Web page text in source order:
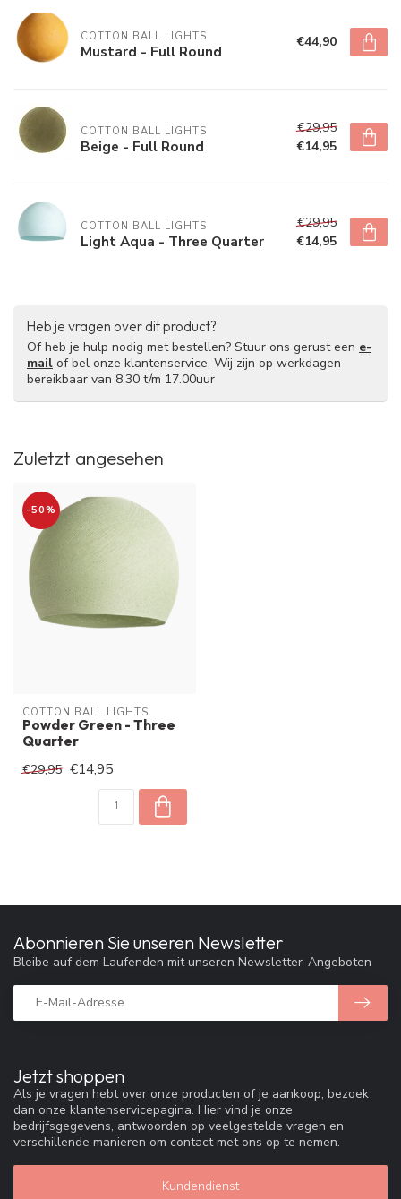
COTTON BALL LIGHTS
Mustard - Full Round €44,90
COTTON BALL LIGHTS
Beige - Full Round
€29,95
€14,95
COTTON BALL LIGHTS
Light Aqua - Three Quarter
€29,95
€14,95
Heb je vragen over dit product?
Of heb je hulp nodig met bestellen? Stuur ons gerust een e-
mail of bel onze klantenservice. Wij zijn op werkdagen
bereikbaar van 8.30 t/m 17.00uur
Zuletzt angesehen
-50%
COTTON BALL LIGHTS
Powder Green - Three
Quarter
€29,95 €14,95
Jetzt shoppen
Als je vragen hebt over onze producten of je aankoop, bezoek
dan onze klantenservicepagina. Hier vind je onze
bedrijfsgegevens, antwoorden op veelgestelde vragen en
verschillende manieren om contact met ons op te nemen.
Kundendienst
Abonnieren Sie unseren Newsletter
Bleibe auf dem Laufenden mit unseren Newsletter-Angeboten